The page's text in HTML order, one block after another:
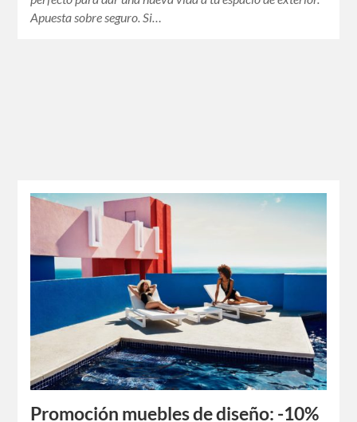
Apuesta sobre seguro. Si…
Promoción muebles de diseño: -10%